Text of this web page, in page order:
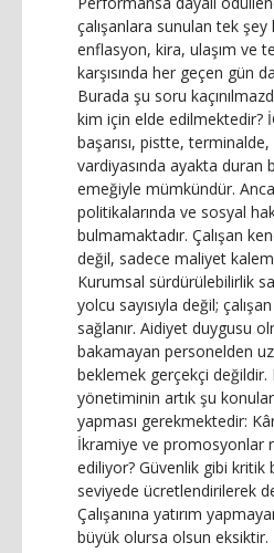
çalışanlara sunulan tek
enflasyon, kira, ulaşım ve
karşısında her geçen gün
Burada şu soru
kim için elde edilmektedir?
başarısı, pistte,
vardiyasında ayakta duran
emeğiyle mümkündür.
politikalarında ve sosyal
bulmamaktadır. Çalışan
değil, sadece maliyet
Kurumsal sürdürülebilirlik
yolcu sayısıyla değil;
sağlanır. Aidiyet duygusu
bakamayan personelden
beklemek gerçekçi değildir.
yönetiminin artık şu
yapması gerekmektedir:
İkramiye ve promosyonlar
ediliyor? Güvenlik gibi kritik
seviyede ücretlendirilerek
Çalışanına yatırım
büyük olursa olsun eksiktir.